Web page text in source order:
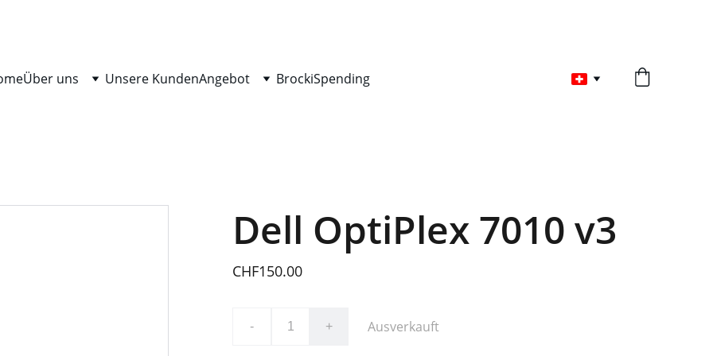
Über uns Unsere KundenAngebot BrockiSpending
Dell OptiPlex 7010 v3
CHF150.00
- + Ausverkauft